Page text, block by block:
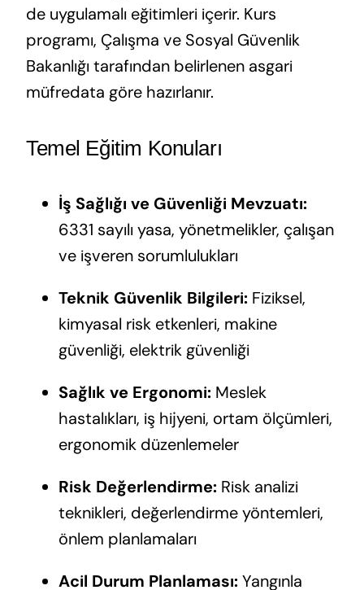
de uygulamalı eğitimleri içerir. Kurs
programı, Çalışma ve Sosyal Güvenlik
Bakanlığı tarafından belirlenen asgari
müfredata göre hazırlanır.
Temel Eğitim Konuları
İş Sağlığı ve Güvenliği Mevzuatı:
6331 sayılı yasa, yönetmelikler, çalışan
ve işveren sorumlulukları
Teknik Güvenlik Bilgileri:Fiziksel,
kimyasal risk etkenleri, makine
güvenliği, elektrik güvenliği
Sağlık ve Ergonomi:Meslek
hastalıkları, iş hijyeni, ortam ölçümleri,
ergonomik düzenlemeler
Risk Değerlendirme:Risk analizi
teknikleri, değerlendirme yöntemleri,
önlem planlamaları
Acil Durum Planlaması:Yangınla